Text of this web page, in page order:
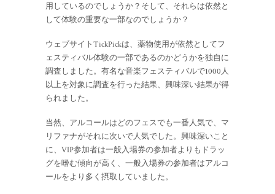
用しているのでしょうか？そして、それらは依然と
して体験の重要な一部なのでしょうか？
ウェブサイトTickPickは、薬物使用が依然としてフ
ェスティバル体験の一部であるのかどうかを独自に
調査しました。有名な音楽フェスティバルで1000人
以上を対象に調査を行った結果、興味深い結果が得
られました。
当然、アルコールはどのフェスでも一番人気で、マ
リファナがそれに次いで人気でした。興味深いこと
に、VIP参加者は一般入場券の参加者よりもドラッ
グを嗜む傾向が高く、一般入場券の参加者はアルコ
ールをより多く摂取していました。